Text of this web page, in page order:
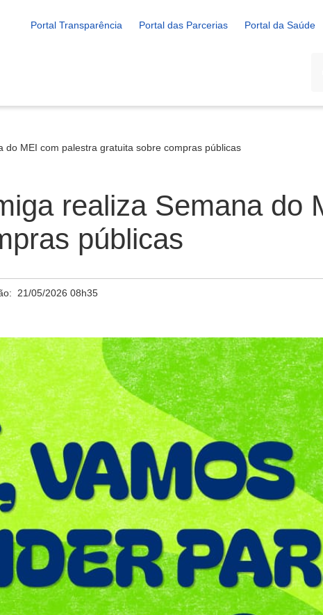
Portal Transparência Portal das Parcerias Portal da Saúde
do MEI com palestra gratuita sobre compras públicas
realiza Semana do
públicas
21/05/2026 08h35